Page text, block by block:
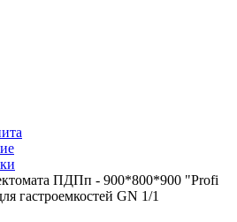
ПДПп - 900*800*900 "Profi
гастроемкостей GN 1/1